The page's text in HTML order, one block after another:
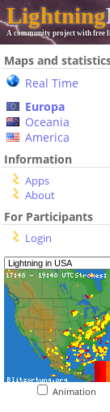
Lightning
A community project with free
Maps and
Real Time
Europa
Oceania
America
Information
Apps
About
For Participants
Login
Animation